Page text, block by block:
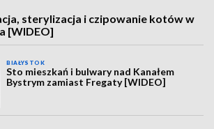
sterylizacja i czipowanie kotów w
[WIDEO]
BIAŁYSTOK
Sto mieszkań i bulwary nad Kanałem
Bystrym zamiast Fregaty [WIDEO]